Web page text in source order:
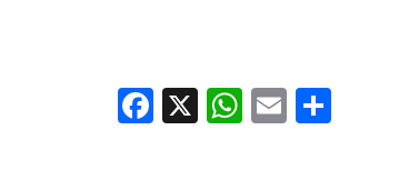
Facebook
X WhatsApp
Email